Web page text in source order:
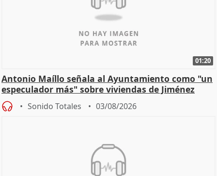
01:20
Antonio Maíllo señala al Ayuntamiento como "un
especulador más" sobre viviendas de Jiménez
Becerril
Sonido Totales 03/08/2026